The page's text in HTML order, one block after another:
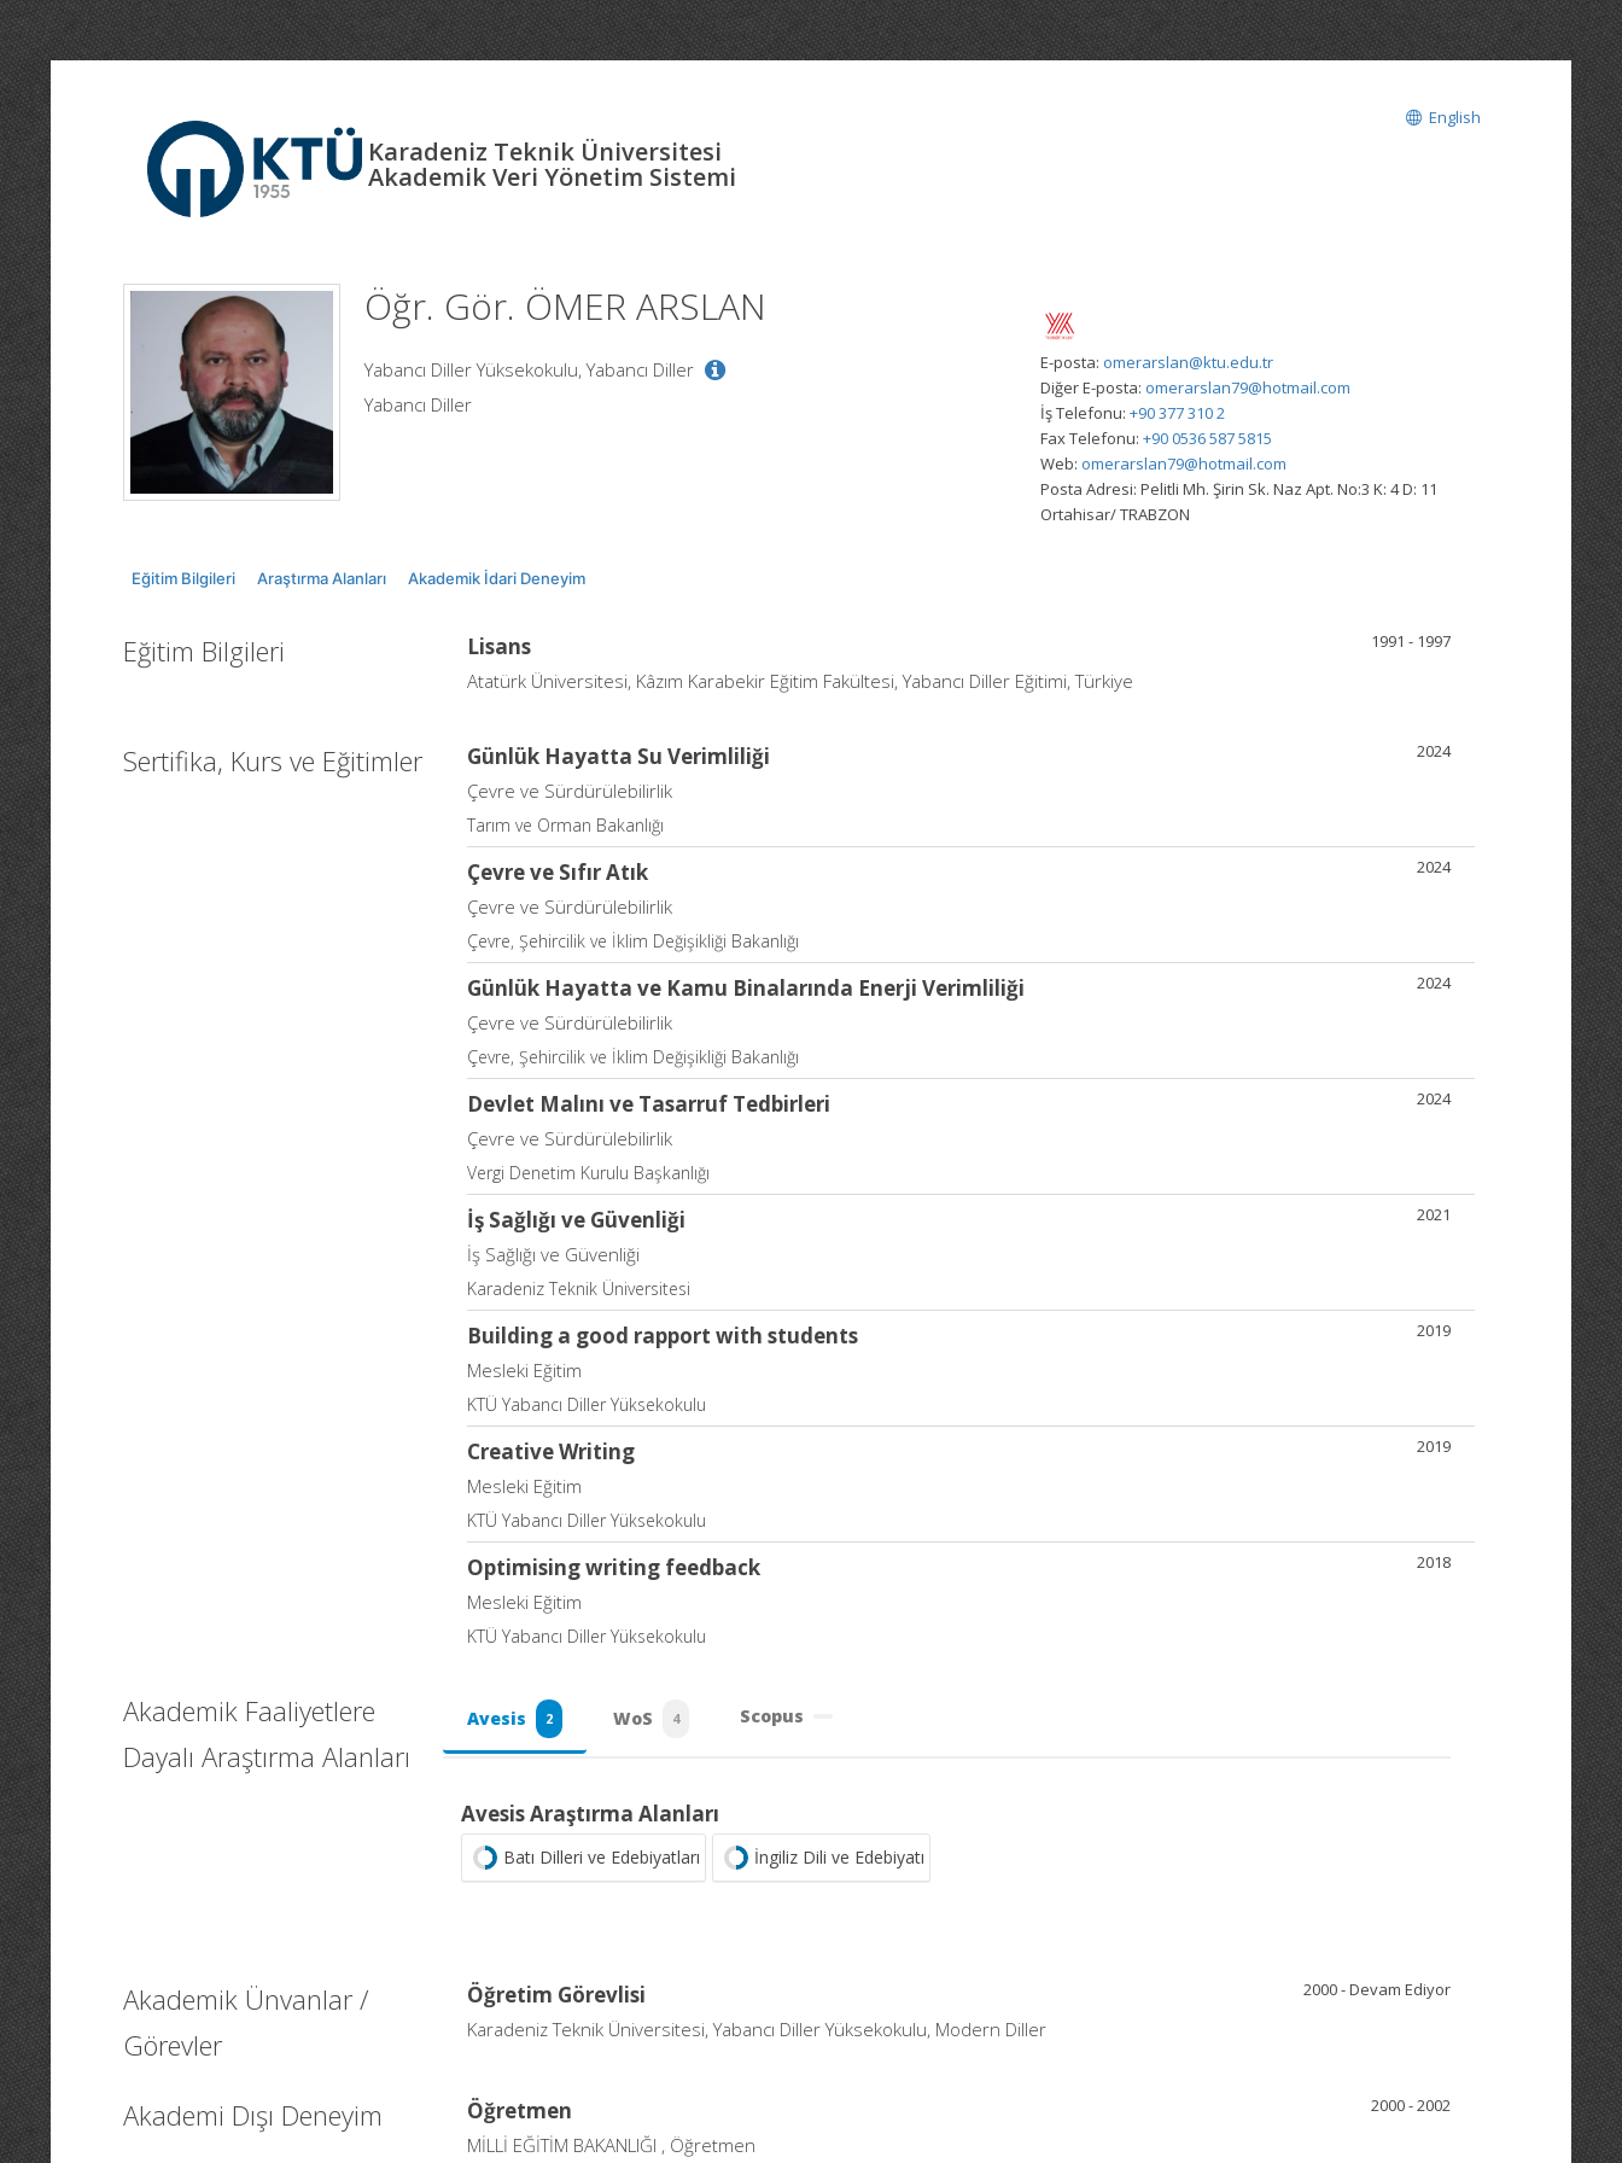
Karadeniz Teknik Üniversitesi
Akademik Veri Yönetim Sistemi
English
Öğr. Gör. ÖMER ARSLAN
Yabancı Diller Yüksekokulu, Yabancı Diller
Yabancı Diller
E-posta: omerarslan@ktu.edu.tr
Diğer E-posta: omerarslan79@hotmail.com
İş Telefonu: +90 377 310 2
Fax Telefonu: +90 0536 587 5815
Web: omerarslan79@hotmail.com
Posta Adresi: Pelitli Mh. Şirin Sk. Naz Apt. No:3 K: 4 D: 11
Ortahisar/ TRABZON
Eğitim Bilgileri Araştırma Alanları Akademik İdari Deneyim
Eğitim Bilgileri 1991 - 1997
Lisans
Atatürk Üniversitesi, Kâzım Karabekir Eğitim Fakültesi, Yabancı Diller Eğitimi, Türkiye
Sertifika, Kurs ve Eğitimler 2024
Günlük Hayatta Su Verimliliği
Çevre ve Sürdürülebilirlik
Tarım ve Orman Bakanlığı
2024
Çevre ve Sıfır Atık
Çevre ve Sürdürülebilirlik
Çevre, Şehircilik ve İklim Değişikliği Bakanlığı
2024
Günlük Hayatta ve Kamu Binalarında Enerji Verimliliği
Çevre ve Sürdürülebilirlik
Çevre, Şehircilik ve İklim Değişikliği Bakanlığı
2024
Devlet Malını ve Tasarruf Tedbirleri
Çevre ve Sürdürülebilirlik
Vergi Denetim Kurulu Başkanlığı
2021
İş Sağlığı ve Güvenliği
İş Sağlığı ve Güvenliği
Karadeniz Teknik Üniversitesi
2019
Building a good rapport with students
Mesleki Eğitim
KTÜ Yabancı Diller Yüksekokulu
2019
Creative Writing
Mesleki Eğitim
KTÜ Yabancı Diller Yüksekokulu
2018
Optimising writing feedback
Mesleki Eğitim
KTÜ Yabancı Diller Yüksekokulu
Akademik Faaliyetlere
Dayalı Araştırma Alanları
Avesis 2 WoS 4 Scopus
Avesis Araştırma Alanları
Batı Dilleri ve Edebiyatları İngiliz Dili ve Edebiyatı
Akademik Ünvanlar /
Görevler
2000 - Devam Ediyor
Öğretim Görevlisi
Karadeniz Teknik Üniversitesi, Yabancı Diller Yüksekokulu, Modern Diller
Akademi Dışı Deneyim 2000 - 2002
Öğretmen
MİLLİ EĞİTİM BAKANLIĞI , Öğretmen